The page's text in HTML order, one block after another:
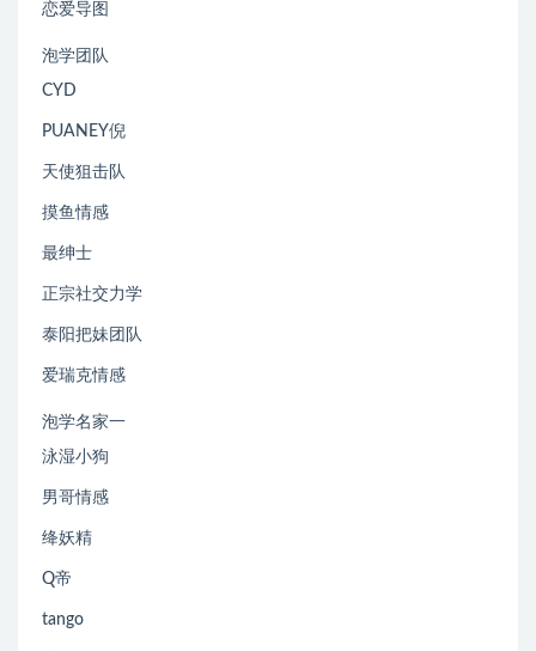
恋爱导图
泡学团队
CYD
PUANEY倪
天使狙击队
摸鱼情感
最绅士
正宗社交力学
泰阳把妹团队
爱瑞克情感
泡学名家一
泳湿小狗
男哥情感
绛妖精
Q帝
tango